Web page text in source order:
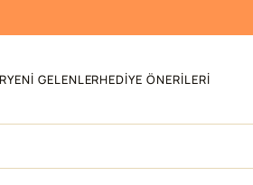
YENI GELENLERHEDIYE ÖNERILERI